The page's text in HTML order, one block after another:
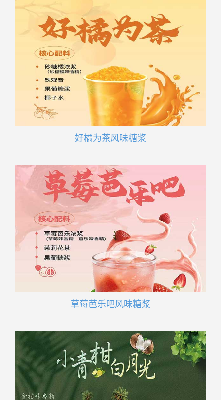
好橘为茶风味糖浆
草莓芭乐吧风味糖浆